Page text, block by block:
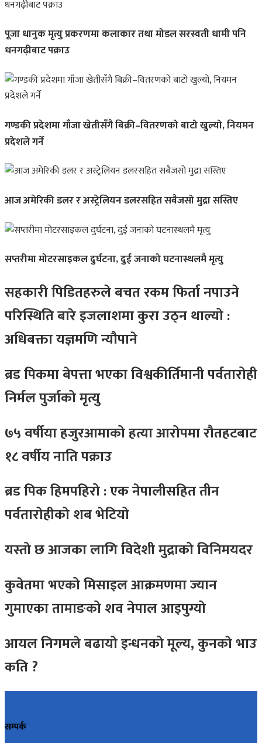
पूजा धानुक मृत्यु प्रकरणमा कलाकार तथा मोडल सरस्वती धामी पनि
धनगढ़ीबाट पक्राउ
गण्डकी प्रदेशमा गाँजा खेतीसँगै बिक्री–वितरणको बाटो खुल्यो, नियमन
प्रदेशले गर्ने
आज अमेरिकी डलर र अस्ट्रेलियन डलरसहित सबैजसो मुद्रा सस्तिए
सप्तरीमा मोटरसाइकल दुर्घटना, दुई जनाको घटनास्थलमै मृत्यु
सहकारी पिडितहरुले बचत रकम फिर्ता नपाउने
परिस्थिति बारे इजलाशमा कुरा उठ्न थाल्यो :
अधिबक्ता यज्ञमणि न्यौपाने
ब्रड पिकमा बेपत्ता भएका विश्वकीर्तिमानी पर्वतारोही
निर्मल पुर्जाको मृत्यु
७५ वर्षीया हजुरआमाको हत्या आरोपमा रौतहटबाट
१८ वर्षीय नाति पक्राउ
ब्रड पिक हिमपहिरो : एक नेपालीसहित तीन
पर्वतारोहीको शब भेटियो
यस्तो छ आजका लागि विदेशी मुद्राको विनिमयदर
कुवेतमा भएको मिसाइल आक्रमणमा ज्यान
गुमाएका तामाङको शव नेपाल आइपुग्यो
आयल निगमले बढायो इन्धनको मूल्य, कुनकाे भाउ
कति ?
सम्पर्क